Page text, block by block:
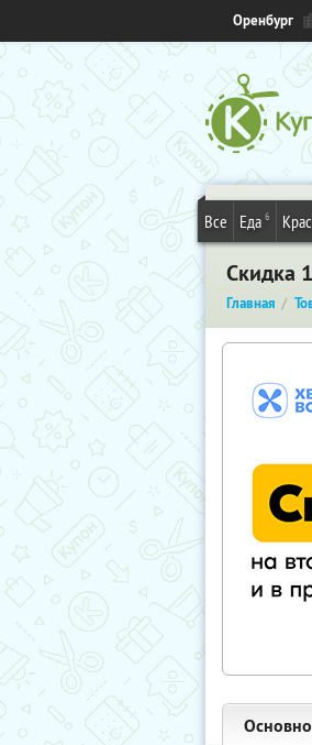
Оренбург
Все Еда 6
Скидка
Главная